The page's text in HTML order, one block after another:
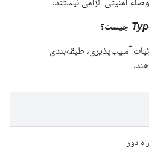
امنیتی الزامی نیستند.
چیست؟
آسیب‌پذیری، طبقه‌بندی
دور